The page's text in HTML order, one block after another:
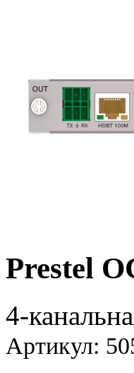
Prestel
4-
Артикул: